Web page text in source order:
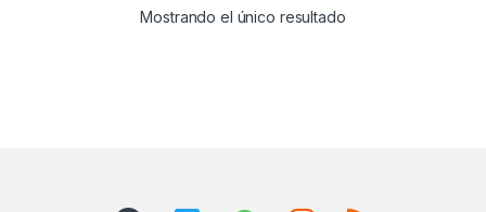
Mostrando el único resultado